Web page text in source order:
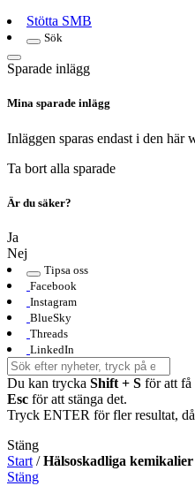
Stötta SMB
Sök
Sparade inlägg
Mina sparade inlägg
Inläggen sparas endast i den här
Ta bort alla sparade
Är du säker?
Ja
Nej
Tipsa oss
Facebook
Instagram
BlueSky
Threads
LinkedIn
Du kan trycka Shift + S för att få
Esc för att stänga det.
Tryck ENTER för fler resultat,
Stäng
Start /Hälsoskadliga kemikalier
Stäng